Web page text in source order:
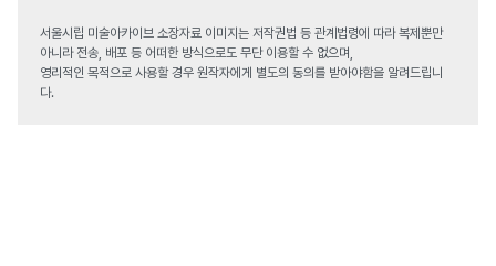
서울시립 미술아카이브 소장자료 이미지는 저작권법 등 관계법령에 따라 복제뿐만
아니라 전송, 배포 등 어떠한 방식으로도 무단 이용할 수 없으며,
영리적인 목적으로 사용할 경우 원작자에게 별도의 동의를 받아야함을 알려드립니
다.